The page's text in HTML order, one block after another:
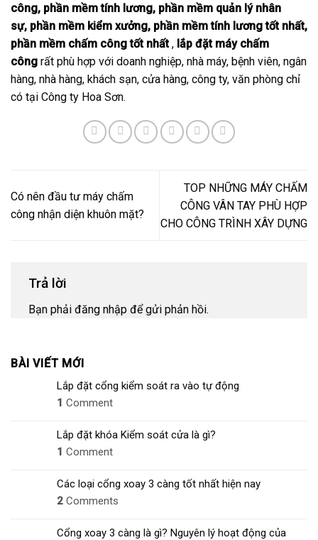
công, phần mềm tính lương, phần mềm quản lý nhân
sự, phần mềm kiểm xưởng, phần mềm tính lương tốt nhất,
phần mềm chấm công tốt nhất, lắp đặt máy chấm
công rất phù hợp với doanh nghiệp, nhà máy, bệnh viên, ngân
hàng, nhà hàng, khách sạn, cửa hàng, công ty, văn phòng chỉ
có tại Công ty Hoa Sơn.
Có nên đầu tư máy chấm
công nhận diện khuôn mặt?
TOP NHỮNG MÁY CHẤM
CÔNG VÂN TAY PHÙ HỢP
CHO CÔNG TRÌNH XÂY DỰNG
Trả lời
Bạn phải đăng nhập để gửi phản hồi.
BÀI VIẾT MỚI
Lắp đặt cổng kiểm soát ra vào tự động
1 Comment
Lắp đặt khóa Kiểm soát cửa là gì?
1 Comment
Các loại cổng xoay 3 càng tốt nhất hiện nay
2 Comments
Cổng xoay 3 càng là gì? Nguyên lý hoạt động của